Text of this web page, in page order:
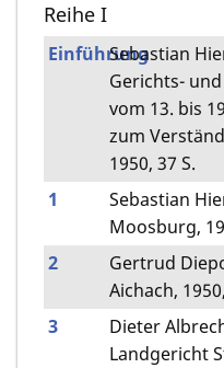
Reihe I
EinführungSebastian
Gerichts-
vom 13. bis
zum
1950, 37 S.
1
Sebastian
Moosburg,
2
Gertrud
Aichach,
3
Dieter
Landgericht